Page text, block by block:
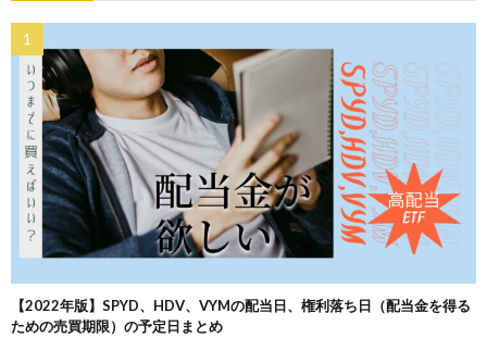
【2022年版】SPYD、HDV、VYMの配当日、権利落ち日（配当金を得る
ための売買期限）の予定日まとめ